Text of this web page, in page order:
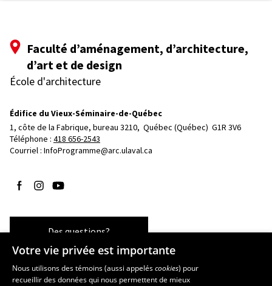
Faculté d’aménagement, d’architecture,
d’art et de design
École d'architecture
Édifice du Vieux-Séminaire-de-Québec
1, côte de la Fabrique, bureau 3210, Québec (Québec)  G1R 3V6
Téléphone : 418 656-2543
Courriel : InfoProgramme@arc.ulaval.ca
Suivez-nous sur Facebook
Suivez-nous sur Instagram
Suivez-nous sur YouTube
Des questions?
Les écoles et la recherche
Votre vie privée est importante
Nous utilisons des témoins (aussi appeléscookies) pour
recueillir des données qui nous permettent de mieux